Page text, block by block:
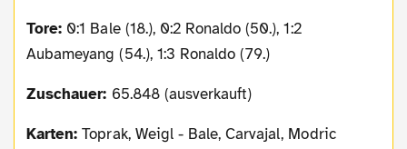
Tore: 0:1 Bale (18.), 0:2 Ronaldo (50.), 1:2
Aubameyang (54.), 1:3 Ronaldo (79.)
Zuschauer: 65.848 (ausverkauft)
Karten: Toprak, Weigl - Bale, Carvajal, Modric